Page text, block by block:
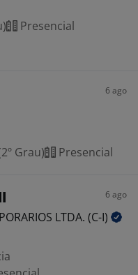
Presencial
6 ago
Grau) Presencial
6 ago
LTDA. (C-I)